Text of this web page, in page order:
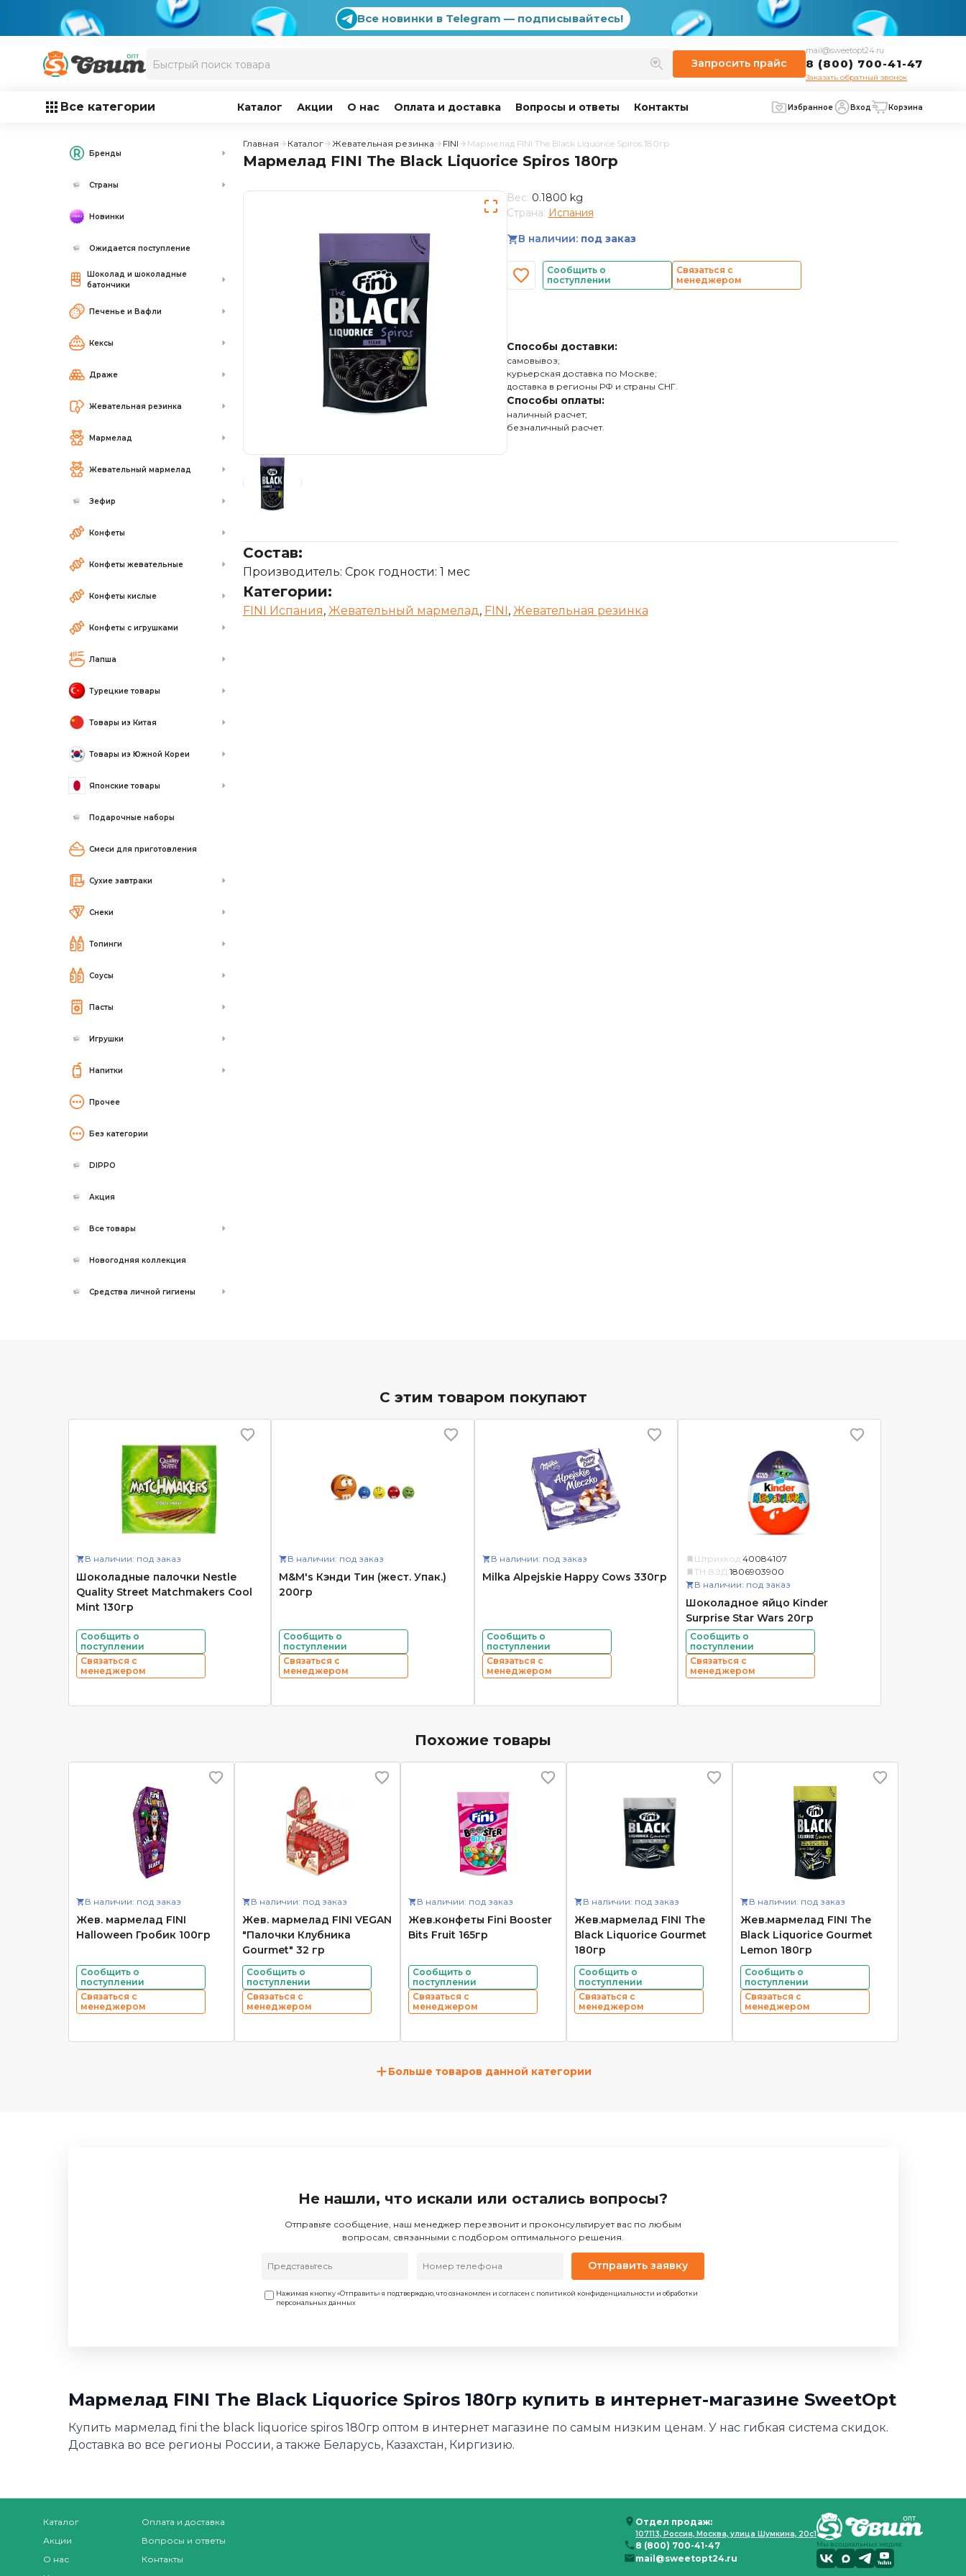
Все новинки в Telegram — подписывайтесь!
Запросить прайс
mail@sweetopt24.ru
8 (800) 700-41-47
Заказать обратный звонок
Все категории Каталог Акции О нас Оплата и доставка Вопросы и ответы Контакты Избранное Вход Корзина
Бренды
Страны
Новинки
Ожидается поступление
Шоколад и шоколадные
батончики
Печенье и Вафли
Кексы
Драже
Жевательная резинка
Мармелад
Жевательный мармелад
Зефир
Конфеты
Конфеты жевательные
Конфеты кислые
Конфеты с игрушками
Лапша
Турецкие товары
Товары из Китая
Товары из Южной Кореи
Японские товары
Подарочные наборы
Смеси для приготовления
Сухие завтраки
Снеки
Топинги
Соусы
Пасты
Игрушки
Напитки
Прочее
Без категории
DIPPO
Акция
Все товары
Новогодняя коллекция
Средства личной гигиены
Главная Каталог Жевательная резинка FINI Мармелад FINI The Black Liquorice Spiros 180гр
Мармелад FINI The Black Liquorice Spiros 180гр
Вес: 0.1800 kg
Страна: Испания
В наличии: под заказ
Сообщить о
поступлении
Связаться с
менеджером
Способы доставки:
самовывоз;
курьерская доставка по Москве;
доставка в регионы РФ и страны СНГ.
Способы оплаты:
наличный расчет;
безналичный расчет.
Состав:
Производитель: Срок годности: 1 мес
Категории:
FINI Испания, Жевательный мармелад, FINI, Жевательная резинка
С этим товаром покупают
В наличии: под заказ
Шоколадные палочки Nestle
Quality Street Matchmakers Cool
Mint 130гр
Сообщить о
поступлении
Связаться с
менеджером
В наличии: под заказ
M&M's Кэнди Тин (жест. Упак.)
200гр
Сообщить о
поступлении
Связаться с
менеджером
В наличии: под заказ
Milka Alpejskie Happy Cows 330гр
Сообщить о
поступлении
Связаться с
менеджером
Штрихкод: 40084107
ТН ВЭД: 1806903900
В наличии: под заказ
Шоколадное яйцо Kinder
Surprise Star Wars 20гр
Сообщить о
поступлении
Связаться с
менеджером
Похожие товары
В наличии: под заказ
Жев. мармелад FINI
Halloween Гробик 100гр
Сообщить о
поступлении
Связаться с
менеджером
В наличии: под заказ
Жев. мармелад FINI VEGAN
"Палочки Клубника
Gourmet" 32 гр
Сообщить о
поступлении
Связаться с
менеджером
В наличии: под заказ
Жев.конфеты Fini Booster
Bits Fruit 165гр
Сообщить о
поступлении
Связаться с
менеджером
В наличии: под заказ
Жев.мармелад FINI The
Black Liquorice Gourmet
180гр
Сообщить о
поступлении
Связаться с
менеджером
В наличии: под заказ
Жев.мармелад FINI The
Black Liquorice Gourmet
Lemon 180гр
Сообщить о
поступлении
Связаться с
менеджером
+Больше товаров данной категории
Не нашли, что искали или остались вопросы?
Отправьте сообщение, наш менеджер перезвонит и проконсультирует вас по любым
вопросам, связанными с подбором оптимального решения.
Отправить заявку
Нажимая кнопку «Отправить» я подтверждаю, что ознакомлен и согласен с политикой конфиденциальности и обработки
персональных данных
Мармелад FINI The Black Liquorice Spiros 180гр купить в интернет-магазине SweetOpt
Купить мармелад fini the black liquorice spiros 180гр оптом в интернет магазине по самым низким ценам. У нас гибкая система скидок.
Доставка во все регионы России, а также Беларусь, Казахстан, Киргизию.
Каталог
Акции
О нас
Оплата и доставка
Вопросы и ответы
Контакты
Отдел продаж:
107113, Россия, Москва, улица Шумкина, 20с1
8 (800) 700-41-47
mail@sweetopt24.ru
Мы в социальных медиа: